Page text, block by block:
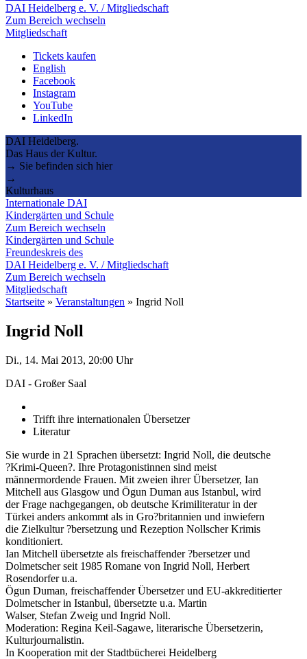
DAI Heidelberg e. V. / Mitgliedschaft
Zum Bereich wechseln
Mitgliedschaft
Tickets kaufen
English
Facebook
Instagram
YouTube
LinkedIn
DAI Heidelberg.
Das Haus der Kultur.
→ Sie befinden sich hier
→
Kulturhaus
Internationale DAI
Kindergärten und Schule
Zum Bereich wechseln
Kindergärten und Schule
Freundeskreis des
DAI Heidelberg e. V. / Mitgliedschaft
Zum Bereich wechseln
Mitgliedschaft
Startseite » Veranstaltungen » Ingrid Noll
Ingrid Noll
Di., 14. Mai 2013, 20:00 Uhr
DAI - Großer Saal
Trifft ihre internationalen Übersetzer
Literatur
Sie wurde in 21 Sprachen übersetzt: Ingrid Noll, die deutsche
?Krimi-Queen?. Ihre Protagonistinnen sind meist
männermordende Frauen. Mit zweien ihrer Übersetzer, Ian
Mitchell aus Glasgow und Ögun Duman aus Istanbul, wird
der Frage nachgegangen, ob deutsche Krimiliteratur in der
Türkei anders ankommt als in Gro?britannien und inwiefern
die Zielkultur ?bersetzung und Rezeption Nollscher Krimis
konditioniert.
Ian Mitchell übersetzte als freischaffender ?bersetzer und
Dolmetscher seit 1985 Romane von Ingrid Noll, Herbert
Rosendorfer u.a.
Ögun Duman, freischaffender Übersetzer und EU-akkreditierter
Dolmetscher in Istanbul, übersetzte u.a. Martin
Walser, Stefan Zweig und Ingrid Noll.
Moderation: Regina Keil-Sagawe, literarische Übersetzerin,
Kulturjournalistin.
In Kooperation mit der Stadtbücherei Heidelberg